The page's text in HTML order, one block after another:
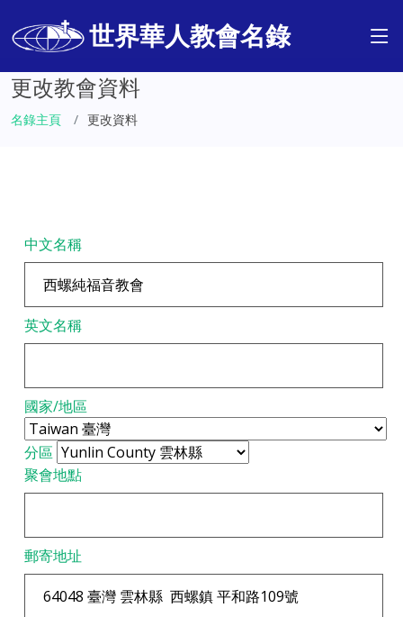
世界華人教會名錄
更改教會資料
名錄主頁 更改資料
中文名稱
英文名稱
國家/地區
分區
聚會地點
郵寄地址